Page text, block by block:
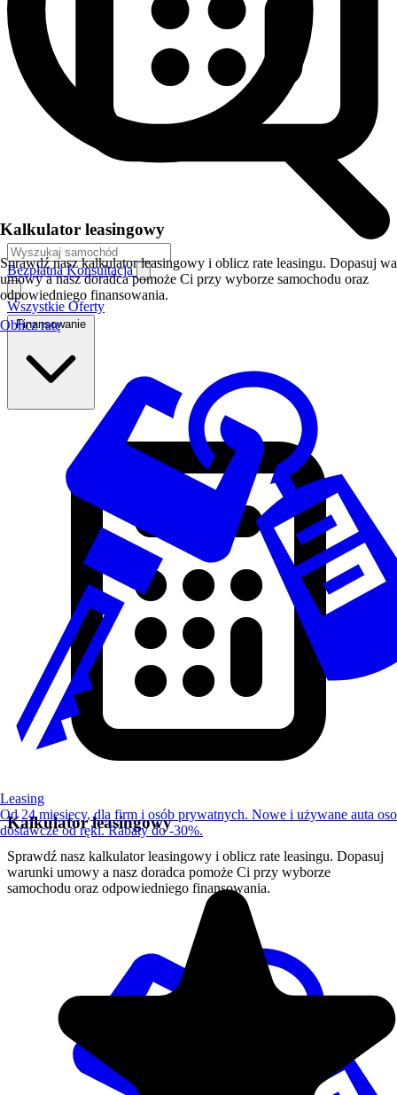
Bezpłatna Konsultacja
Wszystkie Oferty
Finansowanie
Kalkulator leasingowy
Sprawdź nasz kalkulator leasingowy i oblicz rate leasingu. Dopasuj
warunki umowy a nasz doradca pomoże Ci przy wyborze
samochodu oraz odpowiedniego finansowania.
Kalkulator leasingowy
Sprawdź nasz kalkulator leasingowy i oblicz rate leasingu. Dopasuj
umowy a nasz doradca pomoże Ci przy wyborze samochodu oraz
odpowiedniego finansowania.
Oblicz ratę
Leasing
Od 24 miesięcy, dla firm i osób prywatnych. Nowe i używane auta
dostawcze od ręki. Rabaty do -30%.